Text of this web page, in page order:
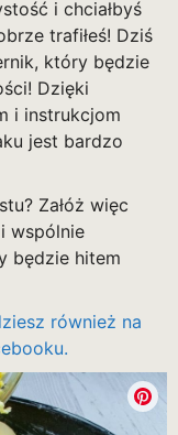
i chciałbyś
trafiłeś! Dziś
który będzie
Dzięki
i instrukcjom
jest bardzo
Załóż więc
wspólnie
będzie hitem
również na